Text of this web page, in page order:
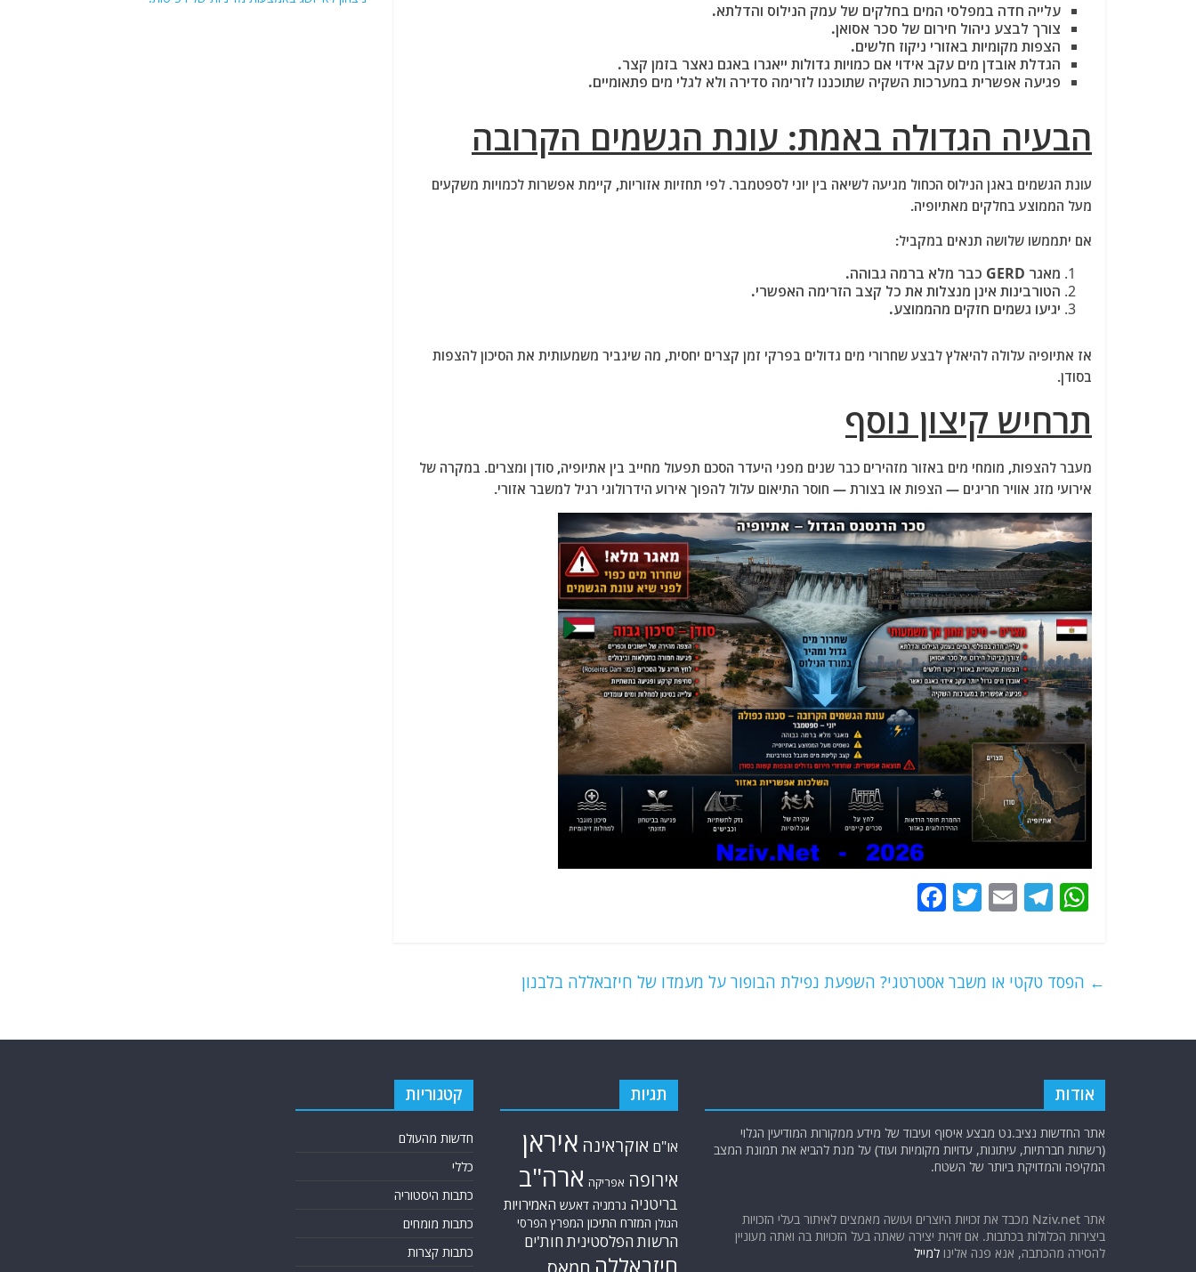
עלייה חדה במפלסי המים בחלקים של עמק הנילוס והדלתא.
צורך לבצע ניהול חירום של סכר אסואן.
הצפות מקומיות באזורי ניקוז חלשים.
הגדלת אובדן מים עקב אידוי אם כמויות גדולות ייאגרו באגם נאצר בזמן קצר.
פגיעה אפשרית במערכות השקיה שתוכננו לזרימה סדירה ולא לגלי מים פתאומיים.
הבעיה הגדולה באמת: עונת הגשמים הקרובה
עונת הגשמים באגן הנילוס הכחול מגיעה לשיאה בין יוני לספטמבר. לפי תחזיות אזוריות, קיימת אפשרות לכמויות משקעים
מעל הממוצע בחלקים מאתיופיה.
אם יתממשו שלושה תנאים במקביל:
מאגר GERD כבר מלא ברמה גבוהה.
הטורבינות אינן מנצלות את כל קצב הזרימה האפשרי.
יגיעו גשמים חזקים מהממוצע.
אז אתיופיה עלולה להיאלץ לבצע שחרורי מים גדולים בפרקי זמן קצרים יחסית, מה שיגביר משמעותית את הסיכון להצפות
בסודן.
תרחיש קיצון נוסף
מעבר להצפות, מומחי מים באזור מזהירים כבר שנים מפני היעדר הסכם תפעול מחייב בין אתיופיה, סודן ומצרים. במקרה של
אירועי מזג אוויר חריגים — הצפות או בצורת — חוסר התיאום עלול להפוך אירוע הידרולוגי רגיל למשבר אזורי.
W
s
p
T
g
m
E
l
T
er
e
o
← הפסד טקטי או משבר אסטרטגי? השפעת נפילת הבופור על מעמדו של חיזבאללה בלבנון
אודות
אתר החדשות נציב.נט מבצע איסוף ועיבוד של מידע ממקורות המודיעין הגלוי
(רשתות חברתיות, עיתונות, עדויות מקומיות ועוד) על מנת להביא את תמונת המצב
המקיפה והמדויקת ביותר של השטח.
אתר Nziv.net מכבד את זכויות היוצרים ועושה מאמצים לאיתור בעלי הזכויות
ביצירות הכלולות בכתבות. אם זיהית יצירה שאתה בעל הזכויות בה ואתה מעוניין
להסירה מהכתבה, אנא פנה אלינו למייל
תגיות
או"ם אוקראינה איראן
אירופה אפריקה ארה"ב
בריטניה גרמניה דאעש האמירויות
הגולן המזרח התיכון המפרץ הפרסי
הרשות הפלסטינית חות'ים
קטגוריות
חדשות מהעולם
כללי
כתבות היסטוריה
כתבות מומחים
כתבות קצרות